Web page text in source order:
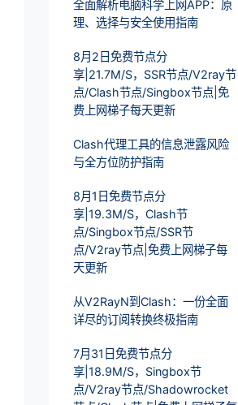
全面解析电脑科学上网APP：原
理、选择与安全使用指南
8月2日免费节点分
享|21.7M/S，SSR节点/V2ray节
点/Clash节点/Singbox节点|免
费上网梯子每天更新
Clash代理工具的信息泄露风险
与全方位防护指南
8月1日免费节点分
享|19.3M/S，Clash节
点/Singbox节点/SSR节
点/V2ray节点|免费上网梯子每
天更新
从V2RayN到Clash：一份全面
详尽的订阅转换终极指南
7月31日免费节点分
享|18.9M/S，Singbox节
点/V2ray节点/Shadowrocket